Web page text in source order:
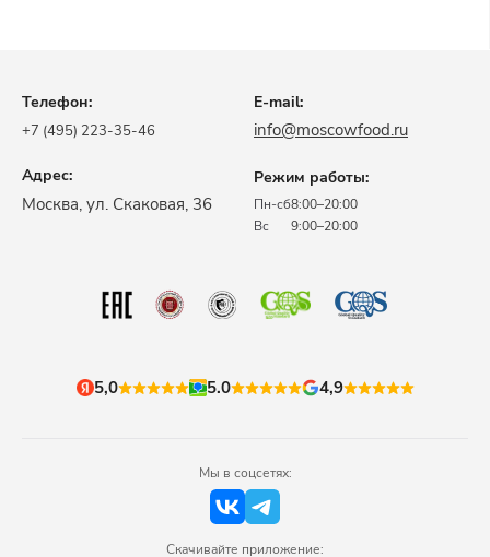
Телефон:
+7 (495) 223-35-46
E-mail:
info@moscowfood.ru
Адрес:
​Москва, ул. Скаковая, 36​
Режим работы:
Пн-сб
Вс
8:00–20:00
9:00–20:00
5,0 5.0 4,9
Мы в соцсетях:
Скачивайте приложение: